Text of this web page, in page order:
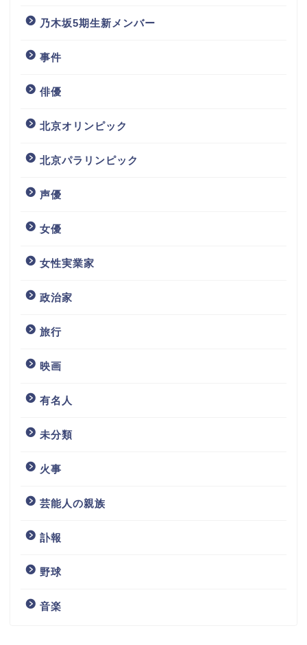
乃木坂5期生新メンバー
事件
俳優
北京オリンピック
北京パラリンピック
声優
女優
女性実業家
政治家
旅行
映画
有名人
未分類
火事
芸能人の親族
訃報
野球
音楽